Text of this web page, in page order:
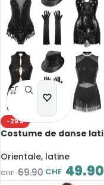
-29%
Costume de danse
justaucorps à franges,
ensemble pour
performance sur
Orientale, latine
CHF69.90 CHF 49.90